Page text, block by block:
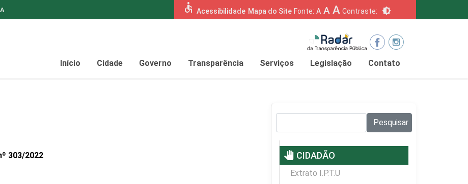
accessible Acessibilidade Mapa do Site Fonte: A A A Contraste: brightness_6
Início Cidade Governo Transparência Serviços Legislação Contato
303/2022
Pesquisar
pan_tool CIDADÃO
Extrato I.P.T.U